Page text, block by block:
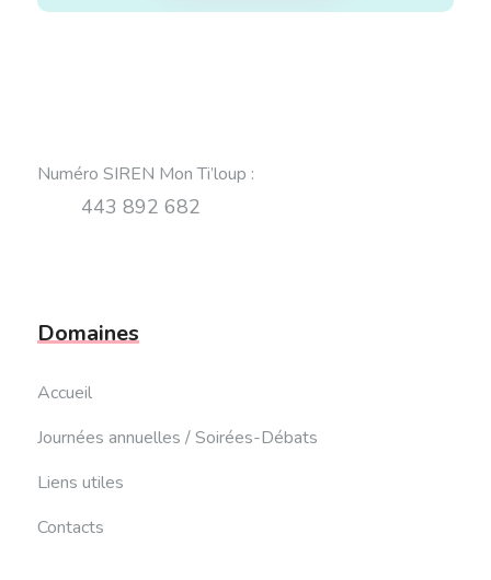
Numéro SIREN Mon Ti’loup :
443 892 682
Domaines
Accueil
Journées annuelles / Soirées-Débats
Liens utiles
Contacts